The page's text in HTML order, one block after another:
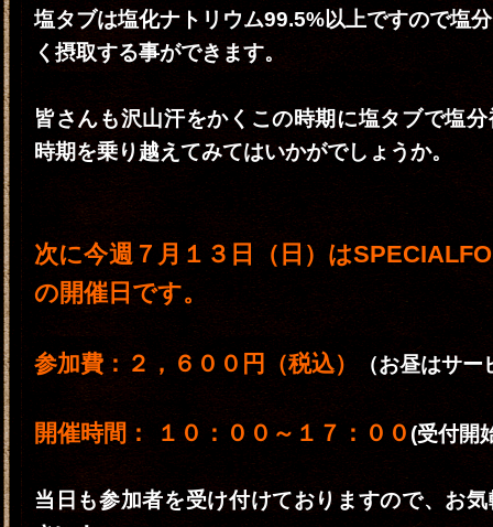
塩タブは塩化ナトリウム99.5%以上ですので塩
く摂取する事ができます。
皆さんも沢山汗をかくこの時期に塩タブで塩
時期を乗り越えてみてはいかがでしょうか。
次に今週７月１３日（日）は
の開催日です。
参加費：２，６００円（税込） （お昼はサ
開催時間： １０：００～１７：００ (受付開
当日も参加者を受け付けておりますので、お